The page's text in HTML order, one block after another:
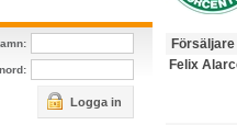
Logga in
Försäljare
Felix